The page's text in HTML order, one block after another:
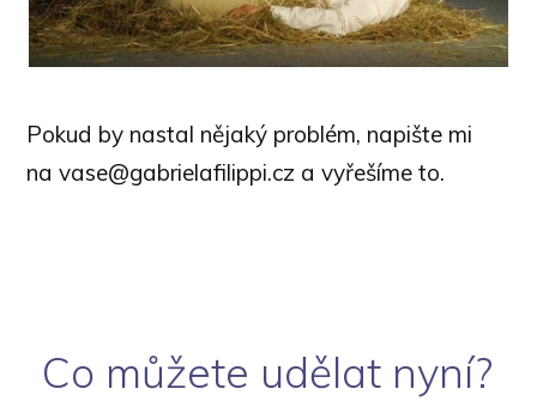
Pokud by nastal nějaký problém, napište mi
na vase@gabrielafilippi.cz a vyřešíme to.
Co můžete udělat nyní?